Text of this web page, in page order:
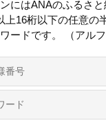
にはANAのふるさ
上16桁以下の任意の
ードです。 （アル